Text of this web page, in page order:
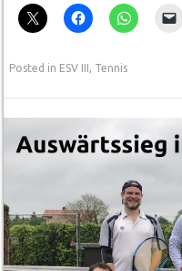
Posted in ESV III, Tennis